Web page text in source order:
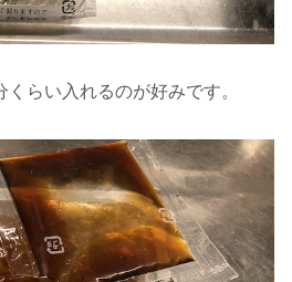
らい入れるのが好みです。